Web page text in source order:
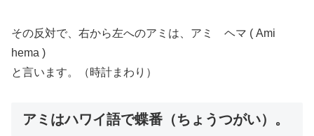
その反対で、右から左へのアミは、アミ ヘマ ( Ami
hema )
と言います。（時計まわり）
アミはハワイ語で蝶番（ちょうつがい）。